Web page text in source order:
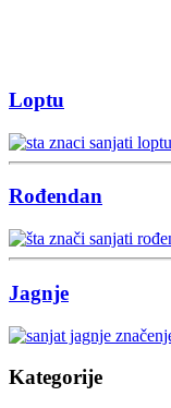
Loptu
Rođendan
Jagnje
Kategorije